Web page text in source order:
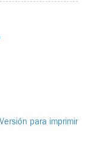
Versión para imprimir